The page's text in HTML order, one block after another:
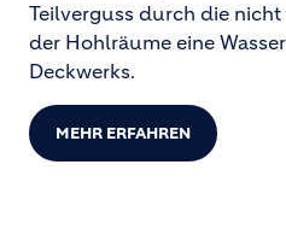
Teilverguss durch die
der Hohlräume eine
Deckwerks.
MEHR ERFAHREN